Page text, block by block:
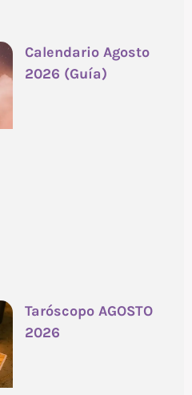
Calendario Agosto
2026 (Guía)
Taróscopo AGOSTO
2026